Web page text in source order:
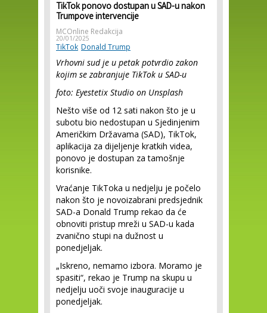
TikTok ponovo dostupan u SAD-u nakon
Trumpove intervencije
MCOnline Redakcija
20/01/2025
TikTok Donald Trump
Vrhovni sud je u petak potvrdio zakon
kojim se zabranjuje TikTok u SAD-u
foto: Eyestetix Studio on Unsplash
Nešto više od 12 sati nakon što je u
subotu bio nedostupan u Sjedinjenim
Američkim Državama (SAD), TikTok,
aplikacija za dijeljenje kratkih videa,
ponovo je dostupan za tamošnje
korisnike.
Vraćanje TikToka u nedjelju je počelo
nakon što je novoizabrani predsjednik
SAD-a Donald Trump rekao da će
obnoviti pristup mreži u SAD-u kada
zvanično stupi na dužnost u
ponedjeljak.
„Iskreno, nemamo izbora. Moramo je
spasiti“, rekao je Trump na skupu u
nedjelju uoči svoje inauguracije u
ponedjeljak.